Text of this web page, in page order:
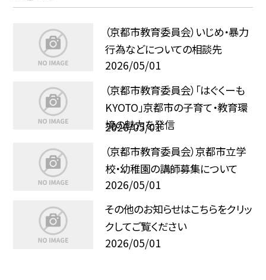
（京都市教育委員会）いじめ・暴力
行為などについての相談先
2026/05/01
（京都市教育委員会）「はぐくーも
KYOTO」京都市の子育て・教育環
境の魅力を発信
2026/05/01
（京都市教育委員会）京都市立学
校・幼稚園の講師募集について
2026/05/01
その他のお知らせはこちらをクリッ
クしてご覧ください
2026/05/01